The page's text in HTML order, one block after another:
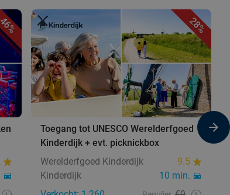
28%
Toegang tot UNESCO Werelderfgoed
Kinderdijk + evt. picknickbox
Werelderfgoed Kinderdijk
9.5
Kinderdijk
10 min.